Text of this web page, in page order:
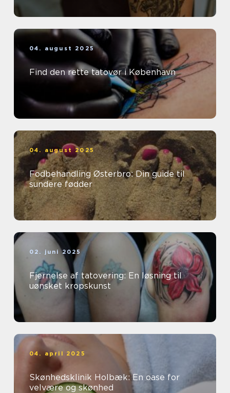
04. august 2025
Find den rette tatovør i København
04. august 2025
Fodbehandling Østerbro: Din guide til
sundere fødder
02. juni 2025
Fjernelse af tatovering: En løsning til
uønsket kropskunst
04. april 2025
Skønhedsklinik Holbæk: En oase for
velvære og skønhed